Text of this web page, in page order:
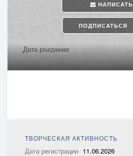
НАПИСАТЬ
ПОДПИСАТЬСЯ
Дата рождения
ТВОРЧЕСКАЯ АКТИВНОСТЬ
Дата регистрации 11.06.2026